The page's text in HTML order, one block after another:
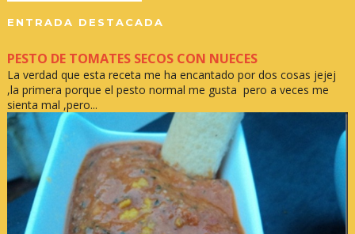
ENTRADA DESTACADA
PESTO DE TOMATES SECOS CON NUECES
La verdad que esta receta me ha encantado por dos cosas jejej
,la primera porque el pesto normal me gusta pero a veces me
sienta mal ,pero...